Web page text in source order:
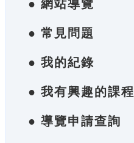
● 網站導覽
● 常見問題
● 我的紀錄
● 我有興趣的課程
● 導覽申請查詢